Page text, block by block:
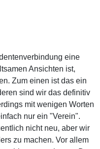
eine
Ansichten ist,
Zum einen ist das ein
sind wir das definitiv
mit wenigen Worten
nur ein "Verein".
nicht neu, aber wir
zu machen. Vor allem